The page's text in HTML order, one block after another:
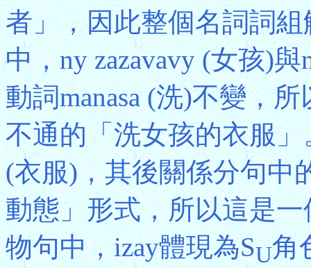
者」，因此整個名詞詞
中，ny zazavavy (女孩)
動詞manasa (洗)不變，
不通的「洗女孩的衣服」
(衣服)，其後關係分句中
動態」形式，所以這是
物句中，izay體現為SU角